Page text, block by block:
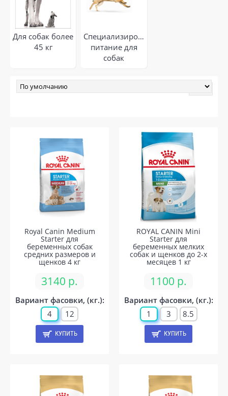
Для собак более
45 кг
Специализированное
питание для
собак
Royal Canin Medium
Starter для
беременных собак
средних размеров и
щенков 4 кг
3140 р.
Вариант фасовки, (кг.):
4
12
КУПИТЬ
ROYAL CANIN Mini
Starter для
беременных мелких
собак и щенков до 2-х
месяцев 1 кг
1100 р.
Вариант фасовки, (кг.):
1
3 8.5
КУПИТЬ